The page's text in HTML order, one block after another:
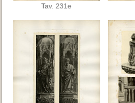
Tav. 231e